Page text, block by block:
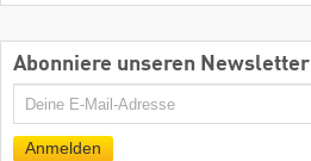
Abonniere unseren Newsletter
E-
Anmelden